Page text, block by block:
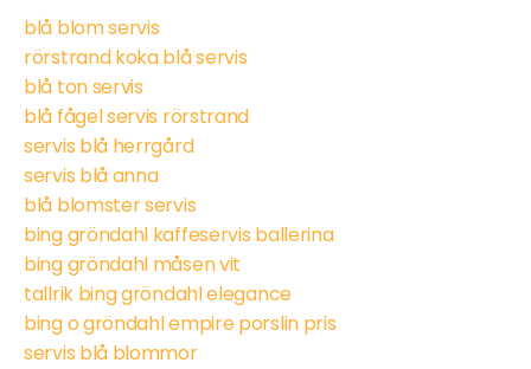
blå blom servis
rörstrand koka blå servis
blå ton servis
blå fågel servis rörstrand
servis blå herrgård
servis blå anna
blå blomster servis
bing gröndahl kaffeservis ballerina
bing gröndahl måsen vit
tallrik bing gröndahl elegance
bing o gröndahl empire porslin pris
servis blå blommor